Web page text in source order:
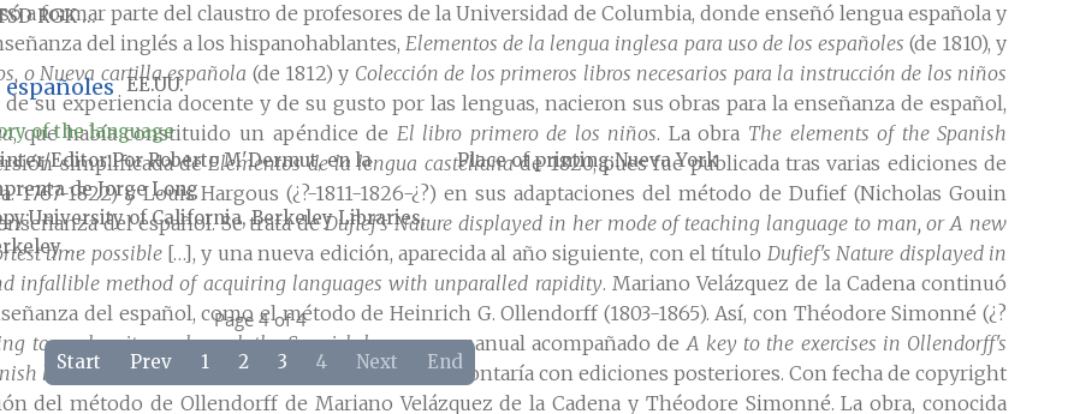
a formar parte del claustro de profesores de la Universidad de Columbia, donde enseñó lengua española y
del inglés a los hispanohablantes,Elementos de la lengua inglesa para uso de los españoles (de 1810), y
o Nueva cartilla española (de 1812) y Colección de los primeros libros necesarios para la instrucción de los niños
su experiencia docente y de su gusto por las lenguas, nacieron sus obras para la enseñanza de español,
, que había constituido un apéndice de El libro primero de los niños. La obra The elements of the Spanish
simplificada deElementos de la lengua castellanade 1820, pues fue publicada tras varias ediciones de
1767-1822) y Louis Hargous (¿?-1811-1826-¿?) en sus adaptaciones del método de Dufief (Nicholas Gouin
del español. Se trata deDufief's Nature displayed in her mode of teaching language to man, or A new
time possible[…], y una nueva edición, aparecida al año siguiente, con el título Dufief's Nature displayed in
infallible method of acquiring languages with unparalled rapidity. Mariano Velázquez de la Cadena continuó
del español, como el método de Heinrich G. Ollendorff (1803-1865). Así, con Théodore Simonné (¿?
to read, write, and speak the Spanish language, manual acompañado deA key to the exercises in Ollendorff's
language
, que se publicó el mismo año y que contaría con ediciones posteriores. Con fecha de copyright
del método de Ollendorff de Mariano Velázquez de la Cadena y Théodore Simonné. La obra, conocida
RGK ...
EE.UU.
of the language
Editor Por Roberto M'Dermut, en la
de Jorge Long
Place of printing Nueva York
University of California, Berkeley Libraries,
...
Page 4 of 4
Start Prev 1 2 3 4 Next End